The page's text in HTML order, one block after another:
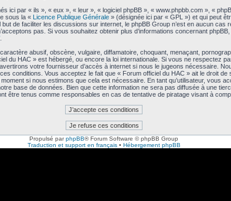
ici par « ils », « eux », « leur », « logiciel phpBB », « www.phpbb.com », «
sous la « Licence Publique Générale » (désignée ici par « GPL ») et qui peut
but de faciliter les discussions sur internet, le phpBB Group n’est en aucun cas
pas. Si vous souhaitez obtenir plus d’informations concernant
abusif, obscène, vulgaire, diffamatoire, choquant, menaçant,
du HAC » est hébergé, ou encore la loi internationale. Si vous ne respectez
votre fournisseur d’accès à internet si nous le jugeons nécessaire.
conditions. Vous acceptez le fait que « Forum officiel du HAC » ait le droit de
moment si nous estimons que cela est nécessaire. En tant qu’utilisateur, vous
base de données. Bien que cette information ne sera pas diffusée à une
être tenus comme responsables en cas de tentative de piratage visant à
Propulsé parphpBB® Forum Software © phpBB Group
Traduction et support en français• Hébergement phpBB